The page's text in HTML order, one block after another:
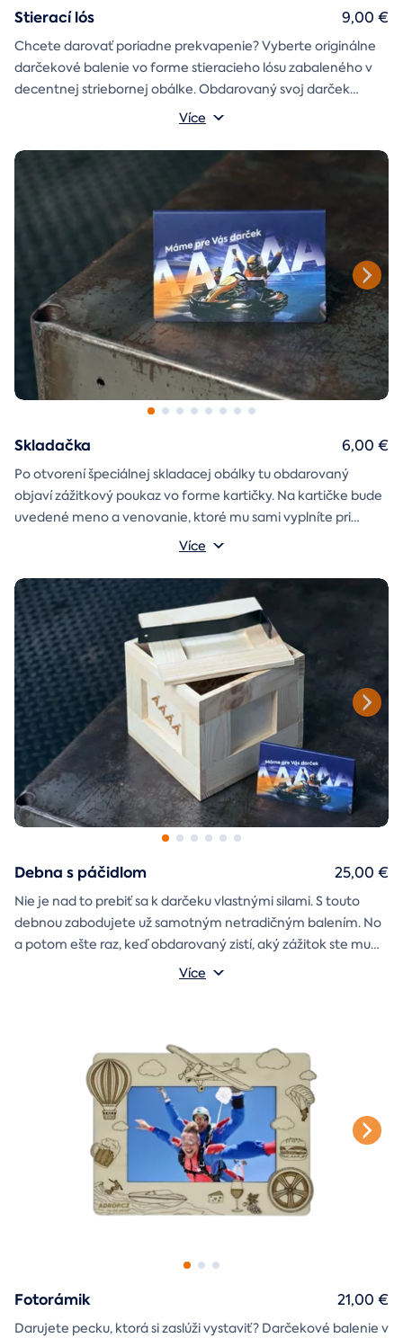
Stierací lós
Chcete darovať poriadne prekvapenie? Vyberte originálne
darčekové balenie vo forme stieracieho lósu zabaleného v
decentnej striebornej obálke. Obdarovaný svoj darček
objaví až po chvíľke napätia počas stierania. Jedno je isté, u
Více
9,00 €
Skladačka
Po otvorení špeciálnej skladacej obálky tu obdarovaný
objaví zážitkový poukaz vo forme kartičky. Na kartičke bude
uvedené meno a venovanie, ktoré mu sami vyplníte pri
Více
6,00 €
Debna s páčidlom
Nie je nad to prebiť sa k darčeku vlastnými silami. S touto
debnou zabodujete už samotným netradičným balením. No
a potom ešte raz, keď obdarovaný zistí, aký zážitok ste mu
darčekovú skladačku
Vonkajšie rozmery: 20 × 20 × 20 cm
Více
25,00 €
Fotorámik
Darujete pecku, ktorá si zaslúži vystaviť? Darčekové balenie v
21,00 €